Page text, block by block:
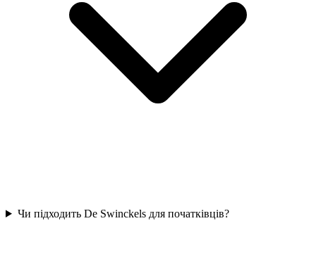
Чи підходить De Swinckels для початківців?